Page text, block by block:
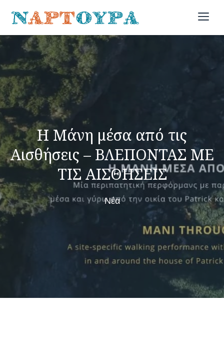
content
Η Μάνη μέσα από τις
Αισθήσεις – ΒΛΕΠΟΝΤΑΣ ΜΕ
ΤΙΣ ΑΙΣΘΗΣΕΙΣ
Νέα